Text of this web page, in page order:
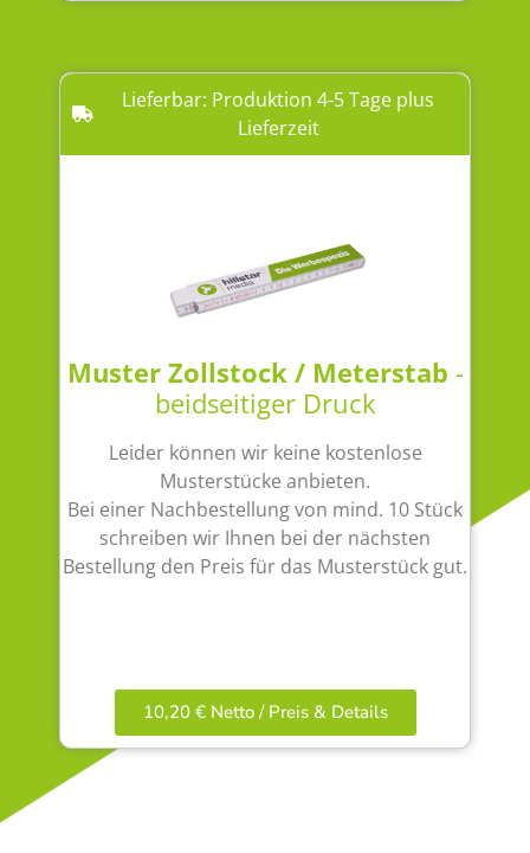
Lieferbar: Produktion 4-5 Tage plus
Lieferzeit
Muster Zollstock / Meterstab -
beidseitiger Druck
Leider können wir keine kostenlose
Musterstücke anbieten.
Bei einer Nachbestellung von mind. 10 Stück
schreiben wir Ihnen bei der nächsten
Bestellung den Preis für das Musterstück gut.
10,20 € Netto / Preis & Details